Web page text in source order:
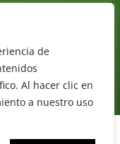
de
Al hacer clic en
a nuestro uso